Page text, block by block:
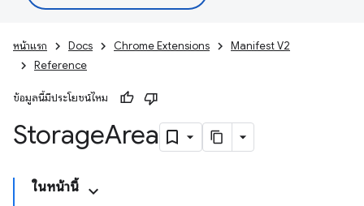
หน้าแรก Docs Chrome Extensions
Manifest V2
Reference
ข้อมูลนี้มีประโยชน์ไหม
StorageArea
ในหน้านี้